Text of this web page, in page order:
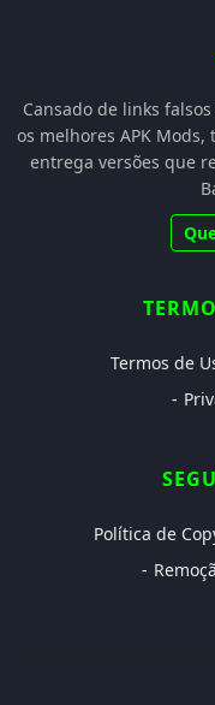
Cansado de links
os melhores APK
entrega versões que
Termos de
Política de